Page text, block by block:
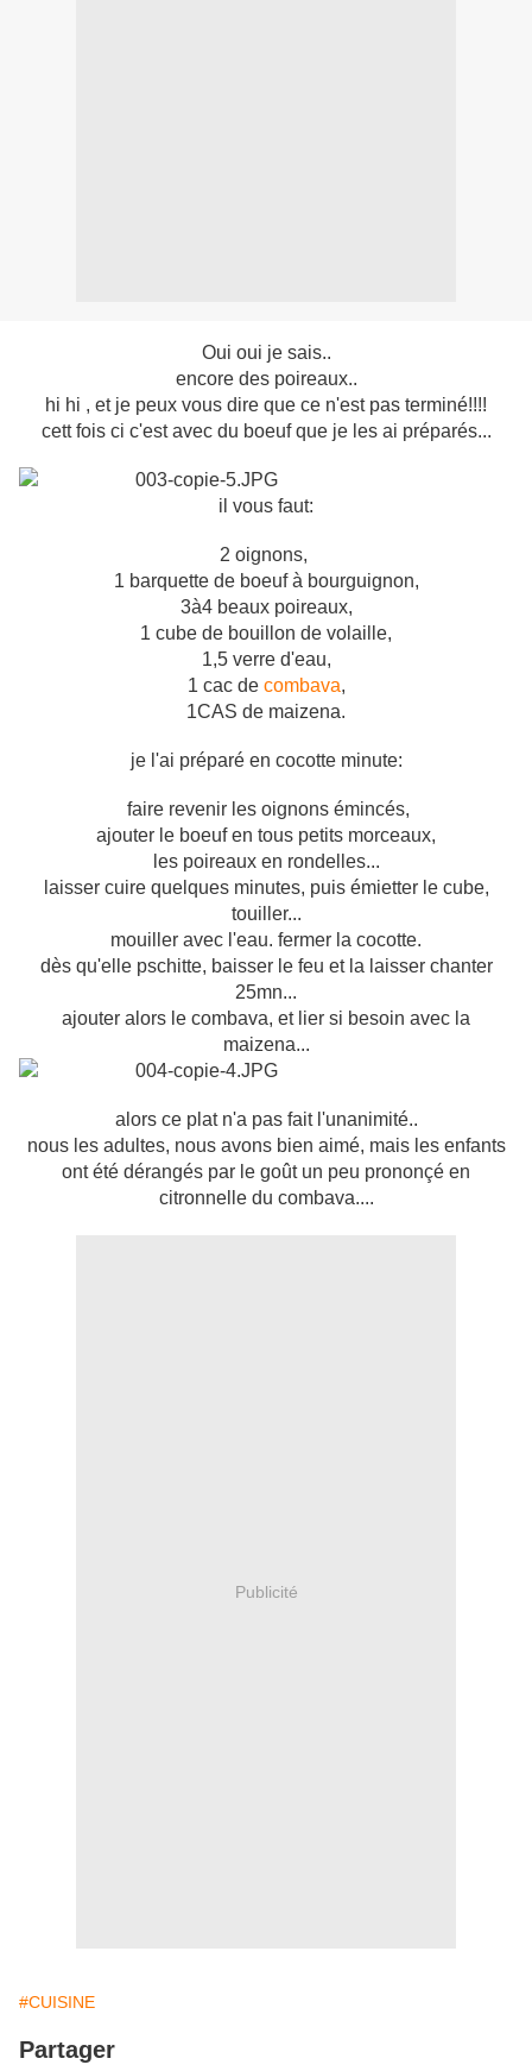
Oui oui je sais..
encore des poireaux..
hi hi , et je peux vous dire que ce n'est pas terminé!!!!
cett fois ci c'est avec du boeuf que je les ai préparés...
il vous faut:
2 oignons,
1 barquette de boeuf à bourguignon,
3à4 beaux poireaux,
1 cube de bouillon de volaille,
1,5 verre d'eau,
1 cac de combava,
1CAS de maizena.
je l'ai préparé en cocotte minute:
faire revenir les oignons émincés,
ajouter le boeuf en tous petits morceaux,
les poireaux en rondelles...
laisser cuire quelques minutes, puis émietter le cube,
touiller...
mouiller avec l'eau. fermer la cocotte.
dès qu'elle pschitte, baisser le feu et la laisser chanter
25mn...
ajouter alors le combava, et lier si besoin avec la
maizena...
alors ce plat n'a pas fait l'unanimité..
nous les adultes, nous avons bien aimé, mais les enfants
ont été dérangés par le goût un peu prononçé en
citronnelle du combava....
Publicité
#CUISINE
Partager